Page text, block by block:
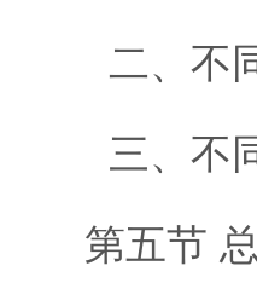
二、不
三、不
第五节